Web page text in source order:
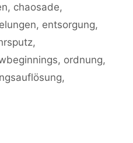
, chaosade,
, entsorgung,
,
, ordnung,
,